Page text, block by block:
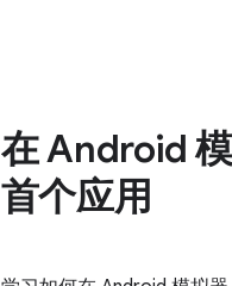
在 Android
首个应用